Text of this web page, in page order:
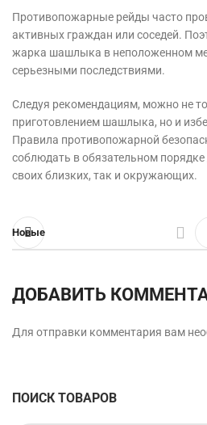
Противопожарные рейды часто
активных граждан или соседей.
жарка шашлыка в неположенном
серьезными последствиями.
Следуя рекомендациям, можно не
приготовлением шашлыка, но и
Правила противопожарной
соблюдать в обязательном порядке
своих близких, так и окружающих.
Новые
ДОБАВИТЬ
Для отправки комментария вам
ПОИСК ТОВАРОВ